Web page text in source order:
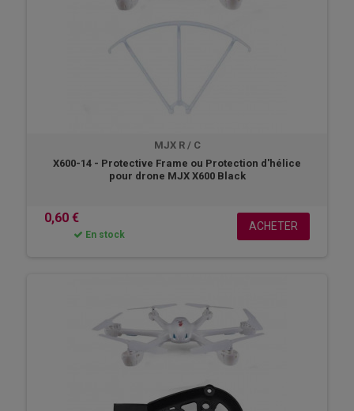
MJX R / C
X600-14 - Protective Frame ou Protection d'hélice
pour drone MJX X600 Black
0,60 €
En stock
ACHETER